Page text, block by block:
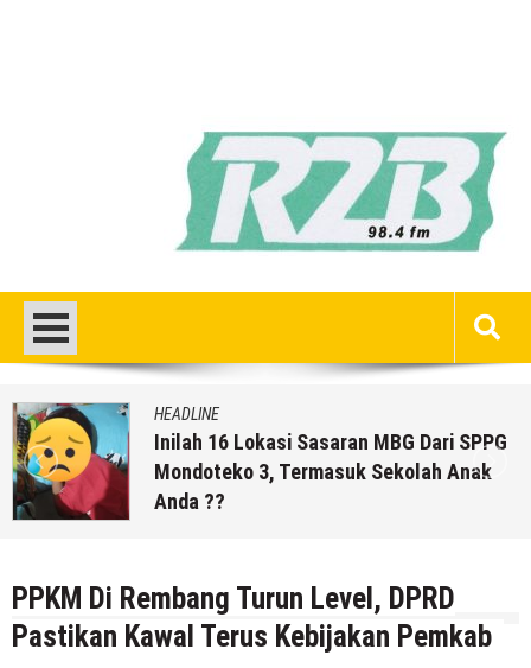
HEADLINE
Inilah 16 Lokasi Sasaran MBG Dari SPPG
Mondoteko 3, Termasuk Sekolah Anak
Anda ??
PPKM Di Rembang Turun Level, DPRD
Pastikan Kawal Terus Kebijakan Pemkab